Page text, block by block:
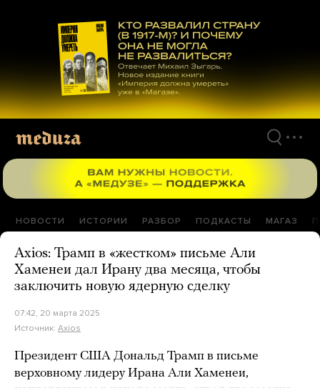
материалам
НОВОСТИ ИСТОРИИ РАЗБОР ПОДКАСТЫ МАГАЗ
Axios: Трамп в «жестком» письме Али
Хаменеи дал Ирану два месяца, чтобы
заключить новую ядерную сделку
07:42, 20 марта 2025
Источник: Axios
Президент США Дональд Трамп в письме
верховному лидеру Ирана Али Хаменеи,